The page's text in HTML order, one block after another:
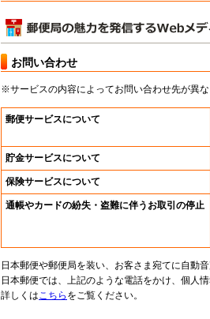
お問い合わせ
※サービスの内容によってお問い合わせ先が異
郵便サービスについて
貯金サービスについて
保険サービスについて
通帳やカードの紛失・盗難に伴うお取引の停止
日本郵便や郵便局を装い、お客さま宛てに自動
日本郵便では、上記のような電話をかけ、個人
詳しくはこちら をご覧ください。